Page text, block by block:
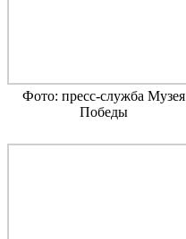
Фото: пресс-служба Музея
Победы